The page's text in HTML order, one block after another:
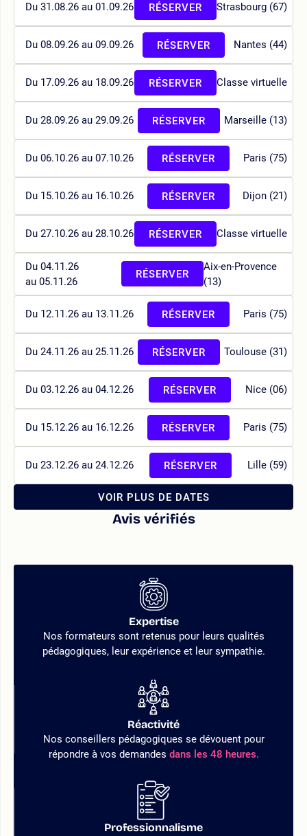
Du 31.08.26 au 01.09.26 Strasbourg (67)
RÉSERVER
Du 08.09.26 au 09.09.26 Nantes (44)
RÉSERVER
Du 17.09.26 au 18.09.26 Classe virtuelle
RÉSERVER
Du 28.09.26 au 29.09.26 Marseille (13)
RÉSERVER
Du 06.10.26 au 07.10.26 Paris (75)
RÉSERVER
Du 15.10.26 au 16.10.26 Dijon (21)
RÉSERVER
Du 27.10.26 au 28.10.26 Classe virtuelle
RÉSERVER
Du 04.11.26
au 05.11.26
Aix-en-Provence
(13)
RÉSERVER
Du 12.11.26 au 13.11.26 Paris (75)
RÉSERVER
Du 24.11.26 au 25.11.26 Toulouse (31)
RÉSERVER
Du 03.12.26 au 04.12.26 Nice (06)
RÉSERVER
Du 15.12.26 au 16.12.26 Paris (75)
RÉSERVER
Du 23.12.26 au 24.12.26 Lille (59)
RÉSERVER
VOIR PLUS DE DATES
Avis vérifiés
Expertise
Nos formateurs sont retenus pour leurs qualités
pédagogiques, leur expérience et leur sympathie.
Réactivité
Nos conseillers pédagogiques se dévouent pour
répondre à vos demandes dans les 48 heures.
Professionnalisme